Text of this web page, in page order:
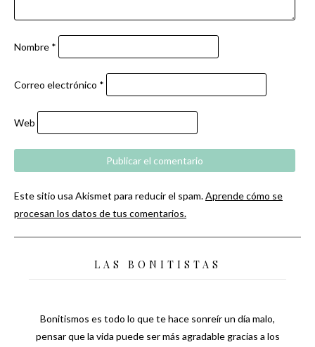
Nombre *
Correo electrónico *
Web
Este sitio usa Akismet para reducir el spam.Aprende cómo se
procesan los datos de tus comentarios.
LAS BONITISTAS
Bonitismos es todo lo que te hace sonreír un día malo,
pensar que la vida puede ser más agradable gracias a los